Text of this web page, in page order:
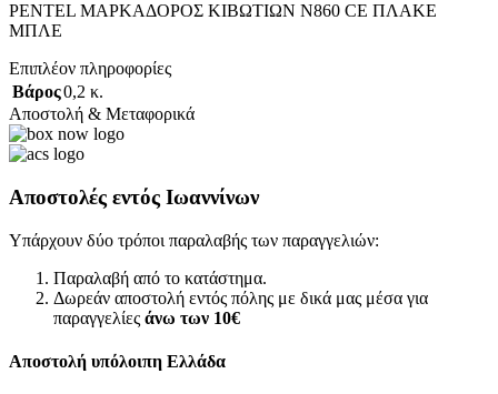
ΡΕΝΤΕL ΜΑΡΚΑΔΟΡΟΣ ΚΙΒΩΤΙΩΝ Ν860 CΕ ΠΛΑΚΕ
ΜΠΛΕ
Επιπλέον πληροφορίες
Βάρος0,2 κ.
Αποστολή & Μεταφορικά
Αποστολές εντός Ιωαννίνων
Υπάρχουν δύο τρόποι παραλαβής των παραγγελιών:
Παραλαβή από το κατάστημα.
Δωρεάν αποστολή εντός πόλης με δικά μας μέσα για
παραγγελίες άνω των 10€
Αποστολή υπόλοιπη Ελλάδα